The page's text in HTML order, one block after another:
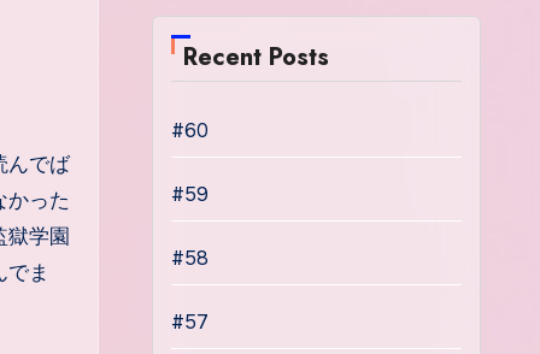
んでば
かった
獄学園
ま
Recent Posts
#60
#59
#58
#57